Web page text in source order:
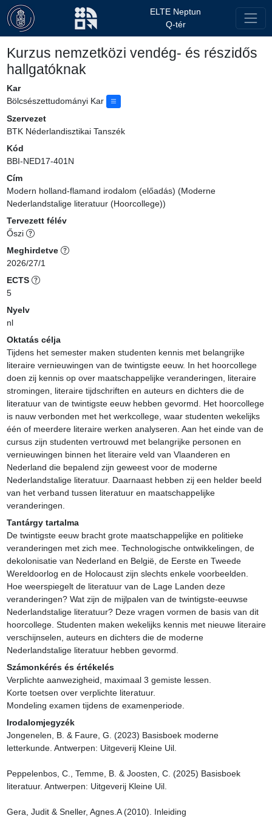
ELTE Neptun
Q-tér
Kurzus nemzetközi vendég- és részidős
hallgatóknak
Kar
Bölcsészettudományi Kar
Szervezet
BTK Néderlandisztikai Tanszék
Kód
BBI-NED17-401N
Cím
Modern holland-flamand irodalom (előadás) (Moderne
Nederlandstalige literatuur (Hoorcollege))
Tervezett félév
Őszi
Meghirdetve
2026/27/1
ECTS
5
Nyelv
nl
Oktatás célja
Tijdens het semester maken studenten kennis met belangrijke
literaire vernieuwingen van de twintigste eeuw. In het hoorcollege
doen zij kennis op over maatschappelijke veranderingen, literaire
stromingen, literaire tijdschriften en auteurs en dichters die de
literatuur van de twintigste eeuw hebben gevormd. Het hoorcollege
is nauw verbonden met het werkcollege, waar studenten wekelijks
één of meerdere literaire werken analyseren. Aan het einde van de
cursus zijn studenten vertrouwd met belangrijke personen en
vernieuwingen binnen het literaire veld van Vlaanderen en
Nederland die bepalend zijn geweest voor de moderne
Nederlandstalige literatuur. Daarnaast hebben zij een helder beeld
van het verband tussen literatuur en maatschappelijke
veranderingen.
Tantárgy tartalma
De twintigste eeuw bracht grote maatschappelijke en politieke
veranderingen met zich mee. Technologische ontwikkelingen, de
dekolonisatie van Nederland en België, de Eerste en Tweede
Wereldoorlog en de Holocaust zijn slechts enkele voorbeelden.
Hoe weerspiegelt de literatuur van de Lage Landen deze
veranderingen? Wat zijn de mijlpalen van de twintigste-eeuwse
Nederlandstalige literatuur? Deze vragen vormen de basis van dit
hoorcollege. Studenten maken wekelijks kennis met nieuwe literaire
verschijnselen, auteurs en dichters die de moderne
Nederlandstalige literatuur hebben gevormd.
Számonkérés és értékelés
Verplichte aanwezigheid, maximaal 3 gemiste lessen.
Korte toetsen over verplichte literatuur.
Mondeling examen tijdens de examenperiode.
Irodalomjegyzék
Jongenelen, B. & Faure, G. (2023) Basisboek moderne
letterkunde. Antwerpen: Uitgeverij Kleine Uil.
Peppelenbos, C., Temme, B. & Joosten, C. (2025) Basisboek
literatuur. Antwerpen: Uitgeverij Kleine Uil.
Gera, Judit & Sneller, Agnes.A (2010). Inleiding